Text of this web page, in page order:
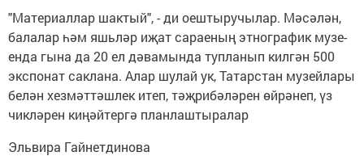
"Ма­те­ри­ал­лар шак­тый", - ди оеш­ты­ру­чы­лар. Мә­сә­лән,
ба­ла­лар һәм яшь­ләр иҗат са­рае­ның эт­ног­ра­фик му­зе­
ен­да гы­на да 20 ел дә­ва­мын­да туп­ла­нып кил­гән 500
экс­по­нат сак­ла­на. Алар шу­лай ук, Та­тар­стан му­зей­ла­ры
бе­лән хез­мәт­тәш­лек итеп, тәҗ­ри­бә­лә­рен өй­рә­неп, үз
чик­лә­рен ки­ңәй­тер­гә план­лаш­ты­ра­лар
Эль­ви­ра Гай­нет­ди­но­ва